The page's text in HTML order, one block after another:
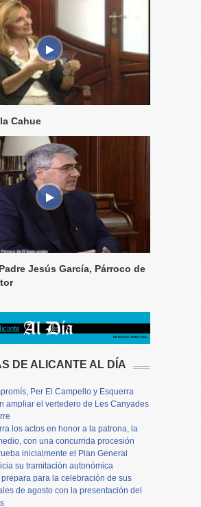
Cahue
Jesús García, Párroco de
DE ALICANTE AL DÍA
Per El Campello y Esquerra
ampliar el vertedero de Les Canyades
los actos en honor a la patrona, la
con una concurrida procesión
inicialmente el Plan General
su tramitación autonómica
prepara para la celebración de sus
de agosto con la presentación del